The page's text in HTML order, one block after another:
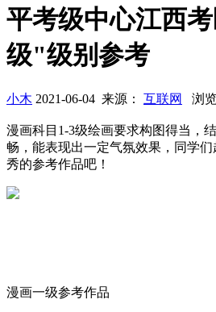
平考级中心江西
级"级别参考
小木 2021-06-04 来源： 互联网 浏
漫画科目1-3级绘画要求构图得当，
畅，能表现出一定气氛效果，同学
秀的参考作品吧！
漫画一级参考作品